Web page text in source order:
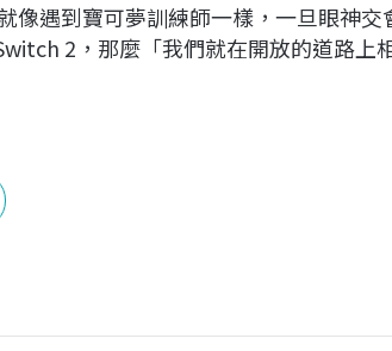
像遇到寶可夢訓練師一樣，一旦眼神
2，那麼「我們就在開放的道路上